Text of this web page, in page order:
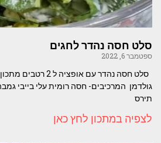
סלט חסה נהדר לחגים
ספטמבר 6, 2022
סלט חסה נהדר עם
גולדמן המרכיבים- חסה רומית עלי בייבי
תירס
לצפיה במתכון לחץ כאן